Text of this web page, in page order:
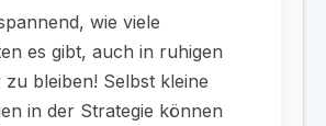
wie viele
es gibt, auch in ruhigen
zu bleiben! Selbst kleine
in der Strategie können